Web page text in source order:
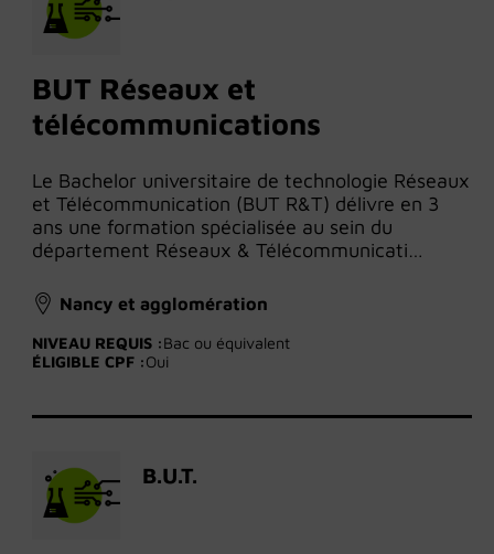
BUT Réseaux et
télécommunications
Le Bachelor universitaire de technologie Réseaux
et Télécommunication (BUT R&T) délivre en 3
ans une formation spécialisée au sein du
département Réseaux & Télécommunicati…
Nancy et agglomération
NIVEAU REQUIS :Bac ou équivalent
ÉLIGIBLE CPF :Oui
B.U.T.